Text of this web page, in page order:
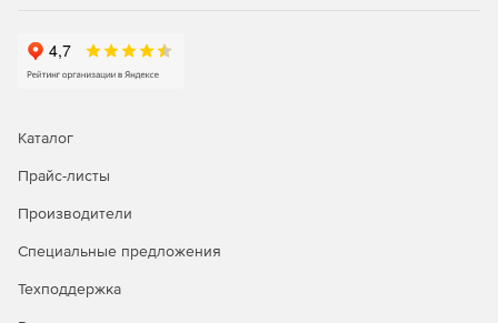
Каталог
Прайс-листы
Производители
Специальные предложения
Техподдержка